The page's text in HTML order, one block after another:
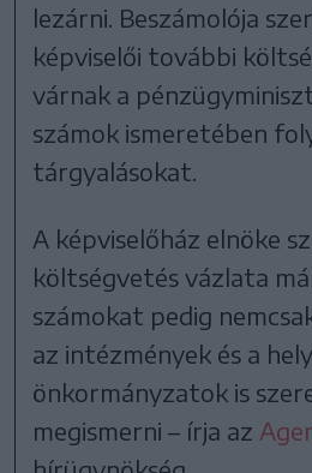
lezárni. Beszámolója
képviselői további
várnak a
számok ismeretében
tárgyalásokat.
A képviselőház elnöke
költségvetés vázlata
számokat pedig
az intézmények és a
önkormányzatok is
megismerni – írja az